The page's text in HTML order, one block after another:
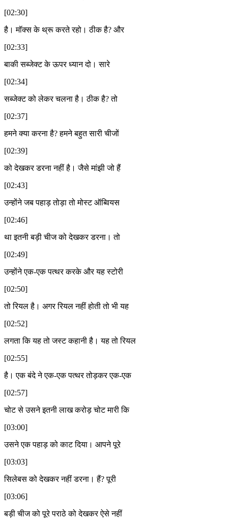
[02:30]
है। मॉक्स के थ्रू करते रहो। ठीक है? और
[02:33]
बाकी सब्जेक्ट के ऊपर ध्यान दो। सारे
[02:34]
सब्जेक्ट को लेकर चलना है। ठीक है? तो
[02:37]
हमने क्या करना है? हमने बहुत सारी चीजों
[02:39]
को देखकर डरना नहीं है। जैसे मांझी जो हैं
[02:43]
उन्होंने जब पहाड़ तोड़ा तो मोस्ट ऑब्वियस
[02:46]
था इतनी बड़ी चीज को देखकर डरना। तो
[02:49]
उन्होंने एक-एक पत्थर करके और यह स्टोरी
[02:50]
तो रियल है। अगर रियल नहीं होती तो भी यह
[02:52]
लगता कि यह तो जस्ट कहानी है। यह तो रियल
[02:55]
है। एक बंदे ने एक-एक पत्थर तोड़कर एक-एक
[02:57]
चोट से उसने इतनी लाख करोड़ चोट मारी कि
[03:00]
उसने एक पहाड़ को काट दिया। आपने पूरे
[03:03]
सिलेबस को देखकर नहीं डरना। हैं? पूरी
[03:06]
बड़ी चीज को पूरे पराठे को देखकर ऐसे नहीं